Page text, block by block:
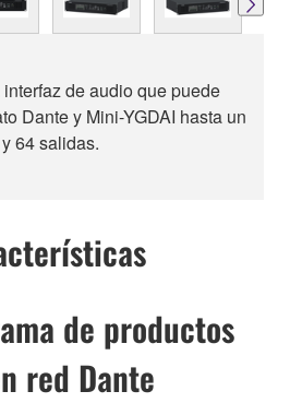
de audio que puede
Dante y Mini-YGDAI hasta un
64 salidas.
de productos
red Dante